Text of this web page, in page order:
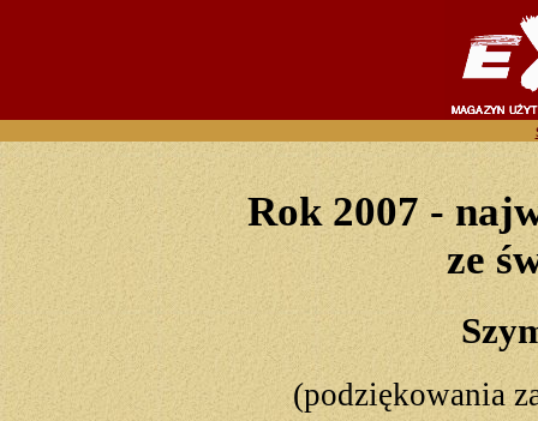
Rok 2007 -
ze
(podziękowania